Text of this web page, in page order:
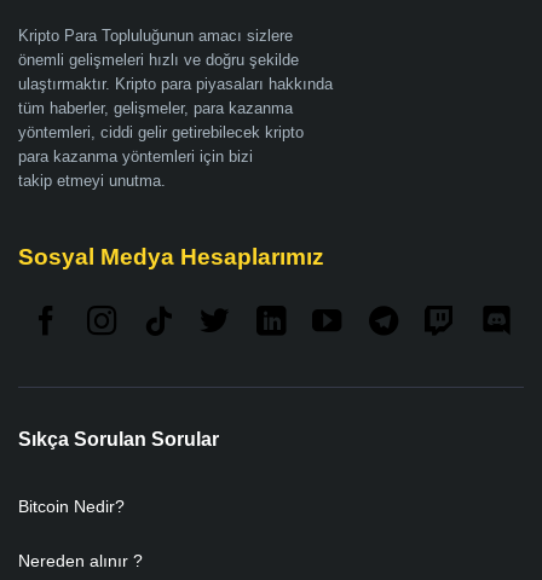
Kripto Para Topluluğunun amacı sizlere
önemli gelişmeleri hızlı ve doğru şekilde
ulaştırmaktır. Kripto para piyasaları hakkında
tüm haberler, gelişmeler, para kazanma
yöntemleri, ciddi gelir getirebilecek kripto
para kazanma yöntemleri için bizi
takip etmeyi unutma.
Sosyal Medya Hesaplarımız
Sıkça Sorulan Sorular
Bitcoin Nedir?
Nereden alınır ?